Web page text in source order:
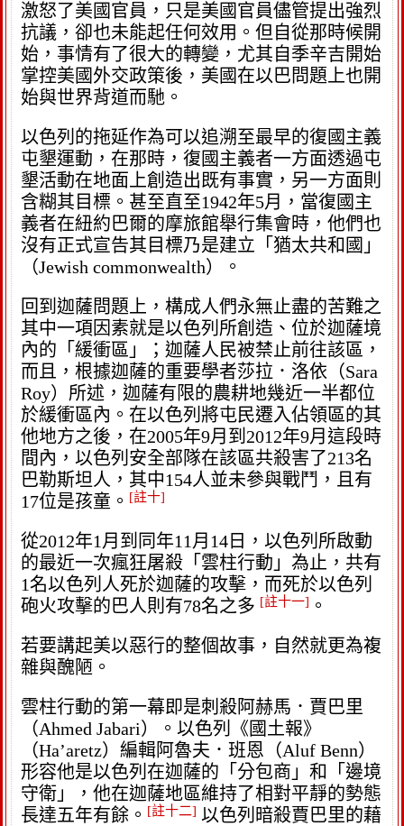
激怒了美國官員，只是美國官員儘管提出強烈
抗議，卻也未能起任何效用。但自從那時候開
始，事情有了很大的轉變，尤其自季辛吉開始
掌控美國外交政策後，美國在以巴問題上也開
始與世界背道而馳。
以色列的拖延作為可以追溯至最早的復國主義
屯墾運動，在那時，復國主義者一方面透過屯
墾活動在地面上創造出既有事實，另一方面則
含糊其目標。甚至直至1942年5月，當復國主
義者在紐約巴爾的摩旅館舉行集會時，他們也
沒有正式宣告其目標乃是建立「猶太共和國」
（Jewish commonwealth）。
回到迦薩問題上，構成人們永無止盡的苦難之
其中一項因素就是以色列所創造、位於迦薩境
內的「緩衝區」；迦薩人民被禁止前往該區，
而且，根據迦薩的重要學者莎拉．洛依（Sara
Roy）所述，迦薩有限的農耕地幾近一半都位
於緩衝區內。在以色列將屯民遷入佔領區的其
他地方之後，在2005年9月到2012年9月這段時
間內，以色列安全部隊在該區共殺害了213名
巴勒斯坦人，其中154人並未參與戰鬥，且有
17位是孩童。 [註十]
從2012年1月到同年11月14日，以色列所啟動
的最近一次瘋狂屠殺「雲柱行動」為止，共有
1名以色列人死於迦薩的攻擊，而死於以色列
砲火攻擊的巴人則有78名之多 [註十一] 。
若要講起美以惡行的整個故事，自然就更為複
雜與醜陋。
雲柱行動的第一幕即是刺殺阿赫馬．賈巴里
（Ahmed Jabari）。以色列《國土報》
（Ha’aretz）編輯阿魯夫．班恩（Aluf Benn）
形容他是以色列在迦薩的「分包商」和「邊境
守衛」，他在迦薩地區維持了相對平靜的勢態
長達五年有餘。 [註十二] 以色列暗殺賈巴里的藉